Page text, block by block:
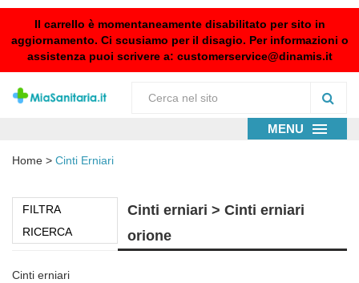
Il carrello è momentaneamente disabilitato per sito in
aggiornamento. Ci scusiamo per il disagio. Per informazioni o
assistenza puoi scrivere a: customerservice@dinamis.it
MENU
Home > Cinti Erniari
FILTRA
RICERCA
Cinti erniari > Cinti erniari
orione
Cinti erniari